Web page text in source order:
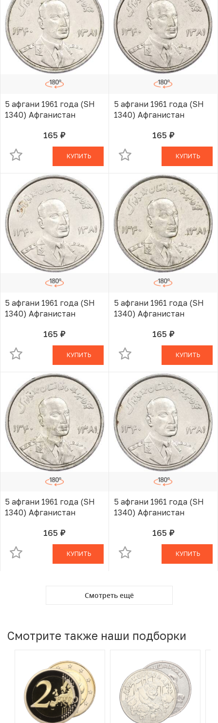
5 афгани 1961 года (SH
1340) Афганистан
165 руб.В КОРЗИНЕ
КУПИТЬ
5 афгани 1961 года (SH
1340) Афганистан
165 руб.В КОРЗИНЕ
КУПИТЬ
5 афгани 1961 года (SH
1340) Афганистан
165 руб.В КОРЗИНЕ
КУПИТЬ
5 афгани 1961 года (SH
1340) Афганистан
165 руб.В КОРЗИНЕ
КУПИТЬ
5 афгани 1961 года (SH
1340) Афганистан
165 руб.В КОРЗИНЕ
КУПИТЬ
5 афгани 1961 года (SH
1340) Афганистан
165 руб.В КОРЗИНЕ
КУПИТЬ
Смотреть ещё
Смотрите также наши подборки